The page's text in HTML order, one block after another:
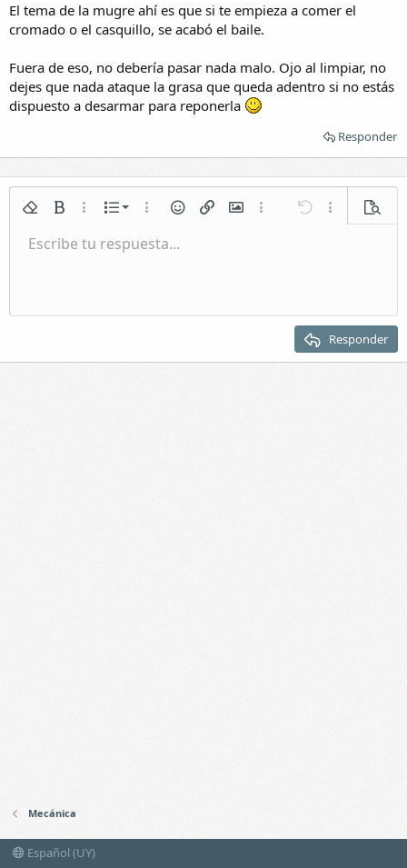
El tema de la mugre ahí es que si te empieza a comer el
cromado o el casquillo, se acabó el baile.
Fuera de eso, no debería pasar nada malo. Ojo al limpiar, no
dejes que nada ataque la grasa que queda adentro si no estás
dispuesto a desarmar para reponerla
Responder
Quitar formato
NegritaMás opciones...
Lista
Lista numerada
Lista
Más opciones...
Emoticonos
Insertar enlace
Insertar imagen
Más opciones...
Deshacer
Más
Vista
ItálicaSubrayarTachado
Formato de párrafo
Normal
Encabezado 2
VídeosGalería incrustada
CitarInsertar tabla
Spoiler
RehacerCambiar editor BB
BorradoresGuardar borrador
Escribe tu respuesta...
Responder
Mecánica
Español (UY)